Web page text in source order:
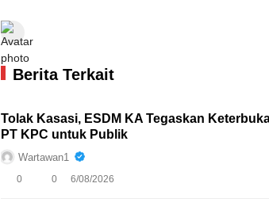
Berita Terkait
Tolak Kasasi, ESDM KA Tegaskan
PT KPC untuk Publik
Wartawan1
0 0 6/08/2026